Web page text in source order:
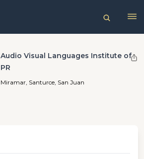
Audio Visual Languages Institute of
PR
Miramar, Santurce, San Juan